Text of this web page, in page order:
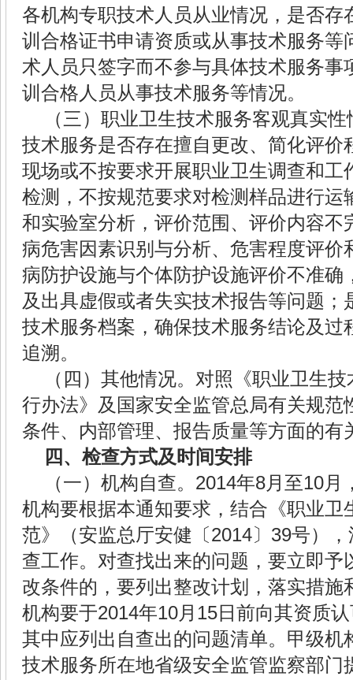
各机构专职技术人员从业情况，是否存
训合格证书申请资质或从事技术服务等
术人员只签字而不参与具体技术服务事
训合格人员从事技术服务等情况。
（三）职业卫生技术服务客观真实
技术服务是否存在擅自更改、简化评价
现场或不按要求开展职业卫生调查和工
检测，不按规范要求对检测样品进行运
和实验室分析，评价范围、评价内容不
病危害因素识别与分析、危害程度评价
病防护设施与个体防护设施评价不准确
及出具虚假或者失实技术报告等问题；
技术服务档案，确保技术服务结论及过
追溯。
（四）其他情况。对照《职业卫生
行办法》及国家安全监管总局有关规范
条件、内部管理、报告质量等方面的有
四、检查方式及时间安排
（一）机构自查。 2014年8月至10月
机构要根据本通知要求，结合《职业卫
范》（安监总厅安健〔2014〕 39号），
查工作。对查找出来的问题，要立即予
改条件的，要列出整改计划，落实措施
机构要于2014年10月 15日前向其资质
其中应列出自查出的问题清单。甲级机
技术服务所在地省级安全监管监察部门